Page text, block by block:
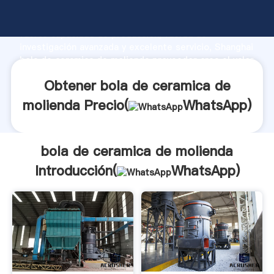
fuerte capacidad de producción, fuerza de
bola de ceramica de molienda proveedor crea el valor
Obtener bola de ceramica de
molienda Precio(
WhatsApp)
bola de ceramica de molienda
Introducción(
WhatsApp)